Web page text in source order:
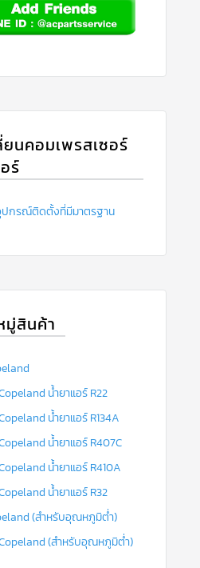
นคอมเพรสเซอร์
ร์
ปกรณ์ติดตั้งที่มีมาตรฐาน
สินค้า
น้ำยาแอร์ R22
น้ำยาแอร์ R134A
น้ำยาแอร์ R407C
น้ำยาแอร์ R410A
น้ำยาแอร์ R32
(สำหรับอุณหภูมิต่ำ)
(สำหรับอุณหภูมิต่ำ)